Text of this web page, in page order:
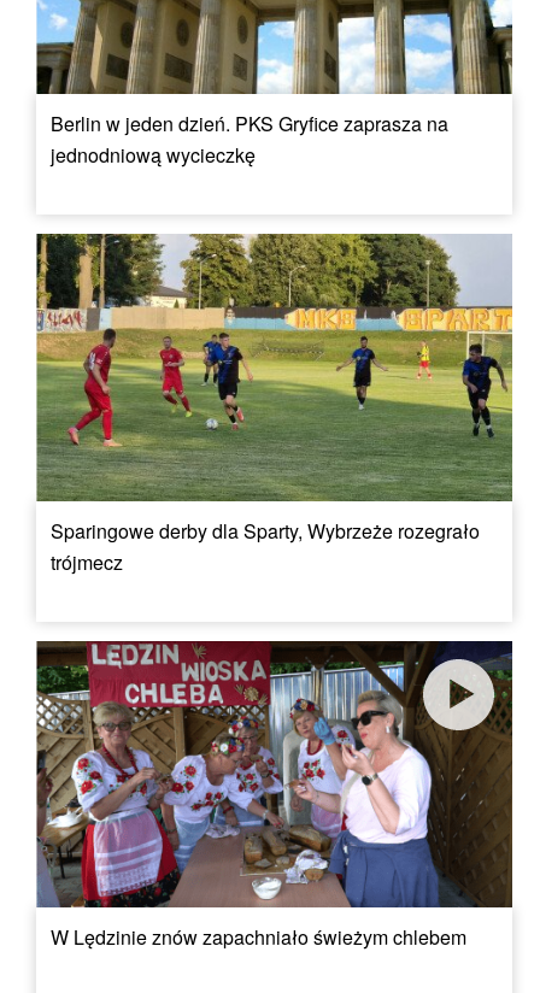
Berlin w jeden dzień. PKS Gryfice zaprasza na
jednodniową wycieczkę
Sparingowe derby dla Sparty, Wybrzeże rozegrało
trójmecz
W Lędzinie znów zapachniało świeżym chlebem